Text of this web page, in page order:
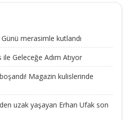
Günü merasimle kutlandı
ile Geleceğe Adım Atıyor
Magazin kulislerinde
uzak yaşayan Erhan Ufak son